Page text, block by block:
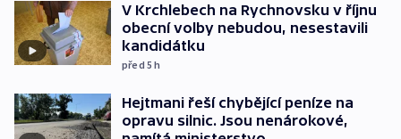
V Krchlebech na Rychnovsku v říjnu
obecní volby nebudou, nesestavili
kandidátku
před 5h
Hejtmani řeší chybějící peníze na
opravu silnic. Jsou nenárokové,